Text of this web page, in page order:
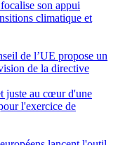
son appui
climatique et
de l’UE propose un
de la directive
juste au cœur d'une
l'exercice de